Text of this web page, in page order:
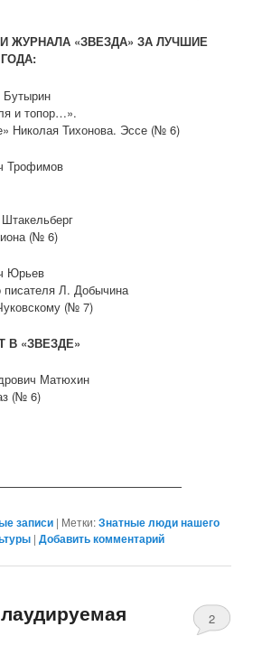
ЖУРНАЛА «ЗВЕЗДА» ЗА ЛУЧШИЕ
и топор…».
Николая Тихонова. Эссе (№ 6)
Трофимов
(№ 6)
Юрьев
писателя Л. Добычина
(№ 7)
«ЗВЕЗДЕ»
Матюхин
(№ 6)
записи | Метки:Знатные люди нашего
|Добавить комментарий
2